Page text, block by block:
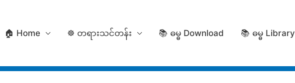
🏠 Home ☸️ တရားသင်တန်း 📚 ဓမ္ဓ Download 📚 ဓမ္ဓ Library